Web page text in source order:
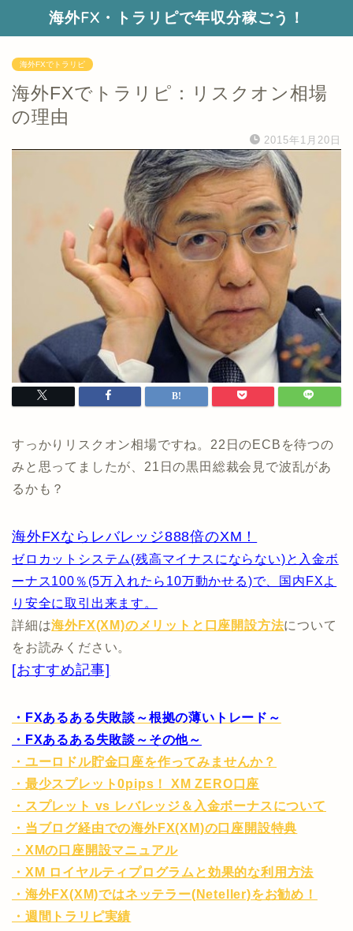
海外FX・トラリピで年収分稼ごう！
海外FXでトラリピ
海外FXでトラリピ：リスクオン相場
の理由
2015年1月20日
すっかりリスクオン相場ですね。22日のECBを待つの
みと思ってましたが、21日の黒田総裁会見で波乱があ
るかも？
海外FXならレバレッジ888倍のXM！
ゼロカットシステム(残高マイナスにならない)と入金ボ
ーナス100％(5万入れたら10万動かせる)で、国内FXよ
り安全に取引出来ます。
詳細は海外FX(XM)のメリットと口座開設方法について
をお読みください。
[おすすめ記事]
・FXあるある失敗談～根拠の薄いトレード～
・FXあるある失敗談～その他～
・ユーロドル貯金口座を作ってみませんか？
・最少スプレット0pips！ XM ZERO口座
・スプレット vs レバレッジ＆入金ボーナスについて
・当ブログ経由での海外FX(XM)の口座開設特典
・XMの口座開設マニュアル
・XM ロイヤルティプログラムと効果的な利用方法
・海外FX(XM)ではネッテラー(Neteller)をお勧め！
・週間トラリピ実績